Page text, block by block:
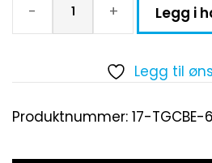
- + Legg i
Legg til
Produktnummer: 17-TGCBE-